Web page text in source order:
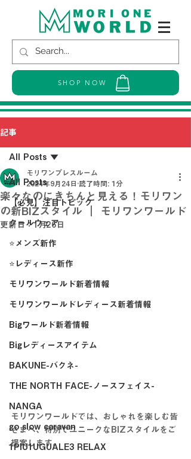
SHOP NOW
記事
All Posts
【必見】注目トピック
クールウェア
⭐メンズ新作
⭐レディース新作
モリワンワールド新着情報
モリワンワールドレディース新着情報
Bigワールド新着情報
Bigレディースアイテム
BAKUNE-バクネ-
THE NORTH FACE-ノースフェイス-
NANGA
go slow caravan
1PIU1UGUALE3 RELAX
All Posts
楽々なのにきちんと見える！モリワン
の新BIZスタイル ｜ モリワンワールド
モリワンプレスルーム
2024年9月24日 読了時間: 1分
更新日：1月26日
モリワンワールドでは、おしゃれを楽しむ皆
さまへ、特別でユニークなBIZスタイルをご
提案します。